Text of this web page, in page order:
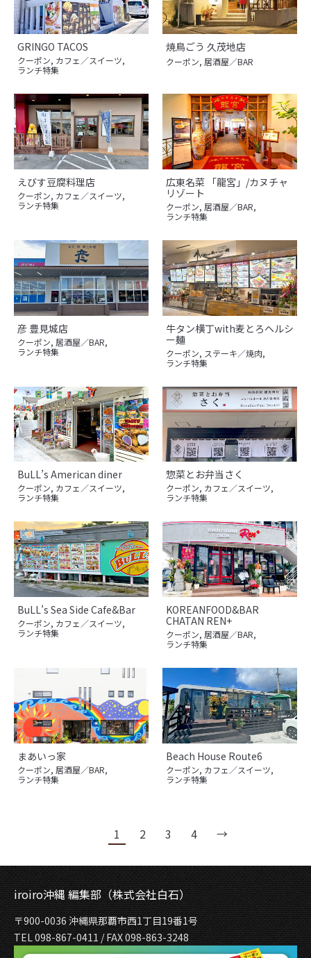
GRINGO TACOS
クーポン, カフェ／スイーツ,
ランチ特集
焼鳥ごう 久茂地店
クーポン, 居酒屋／BAR
えびす豆腐料理店
クーポン, カフェ／スイーツ,
ランチ特集
広東名菜 「龍宮」/カヌチャ
リゾート
クーポン, 居酒屋／BAR,
ランチ特集
彦 豊見城店
クーポン, 居酒屋／BAR,
ランチ特集
牛タン横丁with麦とろヘルシ
ー麺
クーポン, ステーキ／焼肉,
ランチ特集
BuLL’s American diner
クーポン, カフェ／スイーツ,
ランチ特集
惣菜とお弁当さく
クーポン, カフェ／スイーツ,
ランチ特集
BuLL’s Sea Side Cafe&Bar
クーポン, カフェ／スイーツ,
ランチ特集
KOREANFOOD&BAR
CHATAN REN+
クーポン, 居酒屋／BAR,
ランチ特集
まあいっ家
クーポン, 居酒屋／BAR,
ランチ特集
Beach House Route6
クーポン, カフェ／スイーツ,
ランチ特集
1 2 3 4 →
iroiro沖縄 編集部（株式会社白石）
〒900-0036 沖縄県那覇市西1丁目19番1号
TEL 098-867-0411 / FAX 098-863-3248